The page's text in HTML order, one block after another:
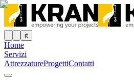
it
Home
Servizi
AttrezzatureProgettiContatti